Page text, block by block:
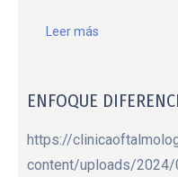
Leer más
ENFOQUE
https://
content/uploads/2024/